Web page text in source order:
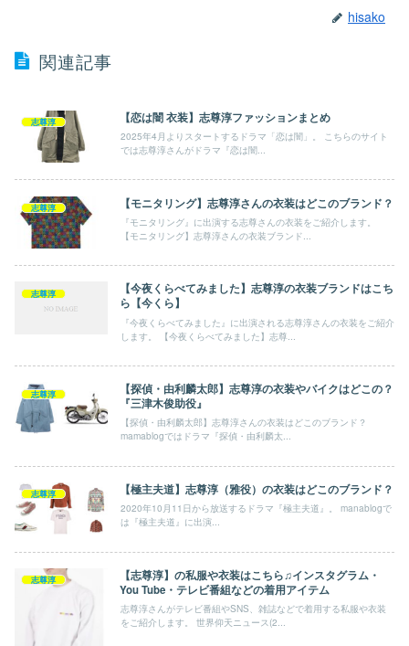
hisako
関連記事
志尊淳 【恋は闇 衣装】志尊淳ファッションまとめ
2025年4月よりスタートするドラマ「恋は闇」。 こちらのサイト
では志尊淳さんがドラマ『恋は闇...
志尊淳 【モニタリング】志尊淳さんの衣装はどこのブランド？
『モニタリング』に出演する志尊さんの衣装をご紹介します。
【モニタリング】志尊淳さんの衣装ブランド...
志尊淳
【今夜くらべてみました】志尊淳の衣装ブランドはこち
ら【今くら】
『今夜くらべてみました』に出演される志尊淳さんの衣装をご紹介
します。 【今夜くらべてみました】志尊...
志尊淳
【探偵・由利麟太郎】志尊淳の衣装やバイクはどこの？
『三津木俊助役』
【探偵・由利麟太郎】志尊淳さんの衣装はどこのブランド？
mamablogではドラマ『探偵・由利麟太...
志尊淳 【極主夫道】志尊淳（雅役）の衣装はどこのブランド？
2020年10月11日から放送するドラマ『極主夫道』。 manablogで
は『極主夫道』に出演...
志尊淳
【志尊淳】の私服や衣装はこちら♫インスタグラム・
You Tube・テレビ番組などの着用アイテム
志尊淳さんがテレビ番組やSNS、雑誌などで着用する私服や衣装
をご紹介します。 世界仰天ニュース(2...